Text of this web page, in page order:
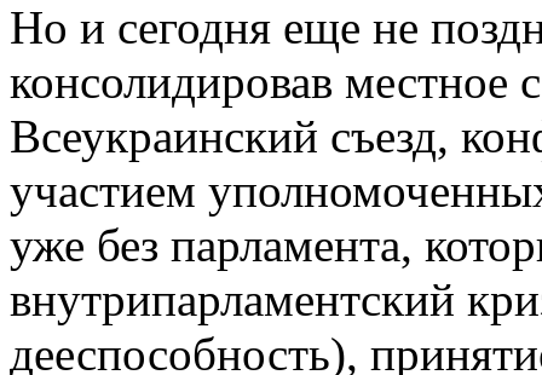
Но и сегодня еще не
консолидировав местное
Всеукраинский съезд,
участием
уже без парламента,
внутрипарламентский
дееспособность),